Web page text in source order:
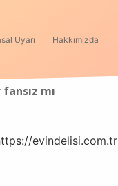
Uyarı Hakkımızda
mı
evindelisi.com.tr